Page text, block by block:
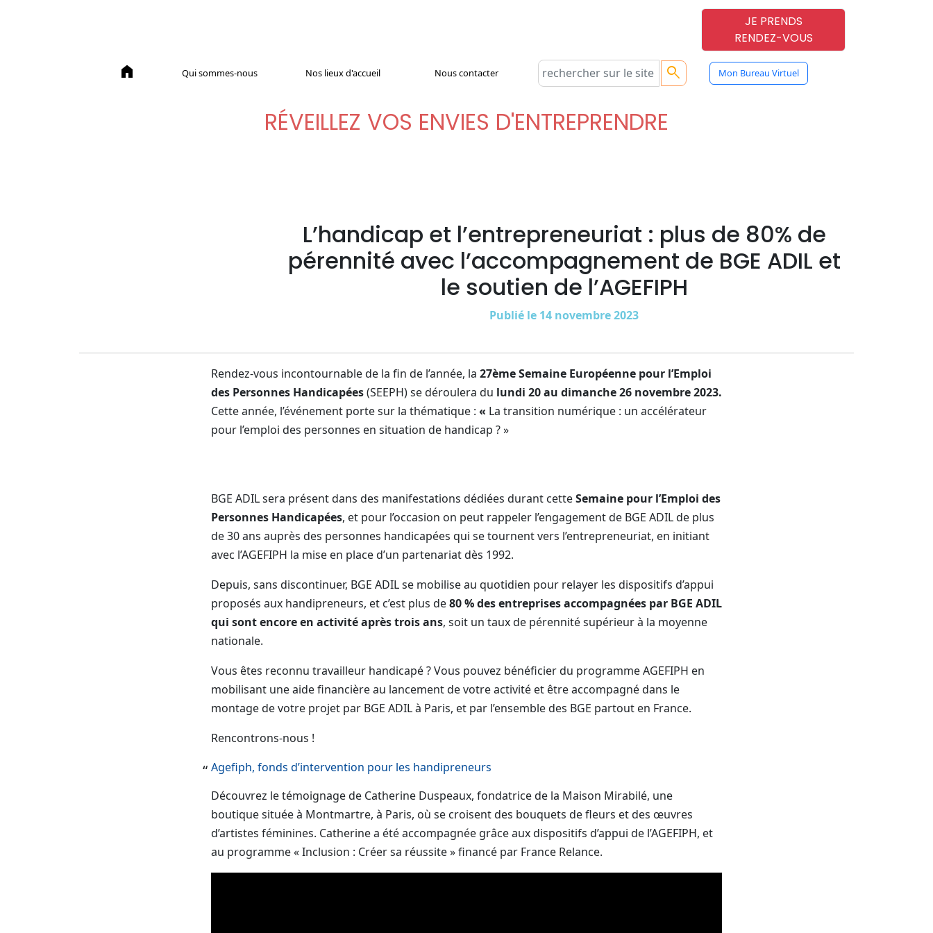
JE PRENDS
RENDEZ-VOUS
home Qui sommes-nous Nos lieux d'accueil Nous contacter search Mon Bureau Virtuel
RÉVEILLEZ VOS ENVIES D'ENTREPRENDRE
L’handicap et l’entrepreneuriat : plus de 80% de
pérennité avec l’accompagnement de BGE ADIL et
le soutien de l’AGEFIPH
Publié le 14 novembre 2023
Rendez-vous incontournable de la fin de l’année, la 27ème Semaine Européenne pour l’Emploi
des Personnes Handicapées(SEEPH) se déroulera du lundi 20 au dimanche 26 novembre 2023.
Cette année, l’événement porte sur la thématique : « La transition numérique : un accélérateur
pour l’emploi des personnes en situation de handicap ? »
BGE ADIL sera présent dans des manifestations dédiées durant cetteSemaine pour l’Emploi des
Personnes Handicapées, et pour l’occasion on peut rappeler l’engagement de BGE ADIL de plus
de 30 ans auprès des personnes handicapées qui se tournent vers l’entrepreneuriat, en initiant
avec l’AGEFIPH la mise en place d’un partenariat dès 1992.
Depuis, sans discontinuer, BGE ADIL se mobilise au quotidien pour relayer les dispositifs d’appui
proposés aux handipreneurs, et c’est plus de80 % des entreprisesaccompagnées par BGE ADIL
qui sont encore en activité après trois ans, soit un taux de pérennité supérieur à la moyenne
nationale.
Vous êtes reconnu travailleur handicapé ? Vous pouvez bénéficier du programme AGEFIPH en
mobilisant une aide financière au lancement de votre activité et être accompagné dans le
montage de votre projet par BGE ADIL à Paris, et par l’ensemble des BGE partout en France.
Rencontrons-nous !
Agefiph, fonds d’intervention pour les handipreneurs
Découvrez le témoignage de Catherine Duspeaux, fondatrice de la Maison Mirabilé, une
boutique située à Montmartre, à Paris, où se croisent des bouquets de fleurs et des œuvres
d’artistes féminines. Catherine a été accompagnée grâce aux dispositifs d’appui de l’AGEFIPH, et
au programme « Inclusion : Créer sa réussite » financé par France Relance.